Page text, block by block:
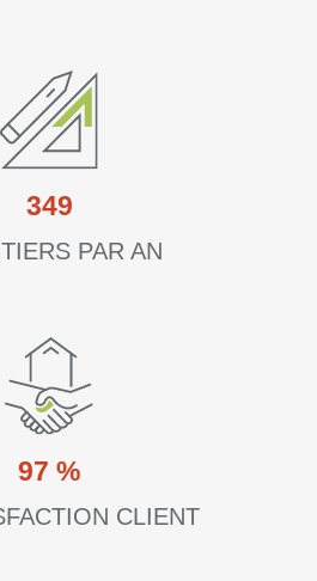
350
PAR AN
97 %
CLIENT